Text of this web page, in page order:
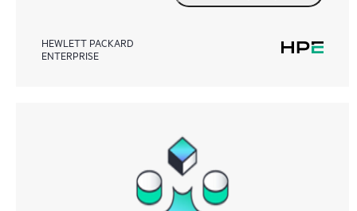
HEWLETT PACKARD
ENTERPRISE